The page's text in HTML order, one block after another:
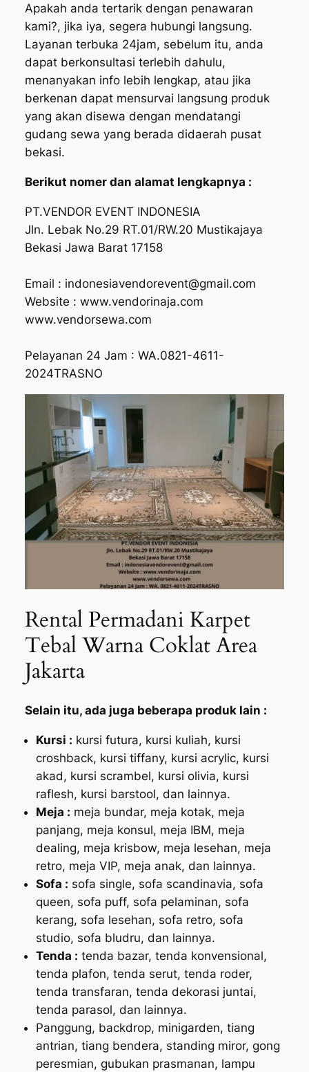
Apakah anda tertarik dengan penawaran
kami?, jika iya, segera hubungi langsung.
Layanan terbuka 24jam, sebelum itu, anda
dapat berkonsultasi terlebih dahulu,
menanyakan info lebih lengkap, atau jika
berkenan dapat mensurvai langsung produk
yang akan disewa dengan mendatangi
gudang sewa yang berada didaerah pusat
bekasi.
Berikut nomer dan alamat lengkapnya :
PT.VENDOR EVENT INDONESIA
Jln. Lebak No.29 RT.01/RW.20 Mustikajaya
Bekasi Jawa Barat 17158
Email : indonesiavendorevent@gmail.com
Website : www.vendorinaja.com
www.vendorsewa.com
Pelayanan 24 Jam : WA.0821-4611-
2024TRASNO
Rental Permadani Karpet
Tebal Warna Coklat Area
Jakarta
Selain itu, ada juga beberapa produk lain :
Kursi : kursi futura, kursi kuliah, kursi
croshback, kursi tiffany, kursi acrylic, kursi
akad, kursi scrambel, kursi olivia, kursi
raflesh, kursi barstool, dan lainnya.
Meja : meja bundar, meja kotak, meja
panjang, meja konsul, meja IBM, meja
dealing, meja krisbow, meja lesehan, meja
retro, meja VIP, meja anak, dan lainnya.
Sofa : sofa single, sofa scandinavia, sofa
queen, sofa puff, sofa pelaminan, sofa
kerang, sofa lesehan, sofa retro, sofa
studio, sofa bludru, dan lainnya.
Tenda : tenda bazar, tenda konvensional,
tenda plafon, tenda serut, tenda roder,
tenda transfaran, tenda dekorasi juntai,
tenda parasol, dan lainnya.
Panggung, backdrop, minigarden, tiang
antrian, tiang bendera, standing miror, gong
peresmian, gubukan prasmanan, lampu